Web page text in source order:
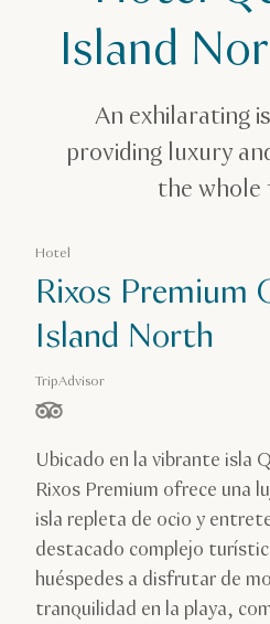
Island
An exhilarating
providing luxury
the whole
Hotel
Rixos Premium
Island North
TripAdvisor
estrella(s) de 5 en función de
Ubicado en la vibrante isla
Rixos Premium ofrece una
isla repleta de ocio y
destacado complejo
huéspedes a disfrutar de
tranquilidad en la playa,